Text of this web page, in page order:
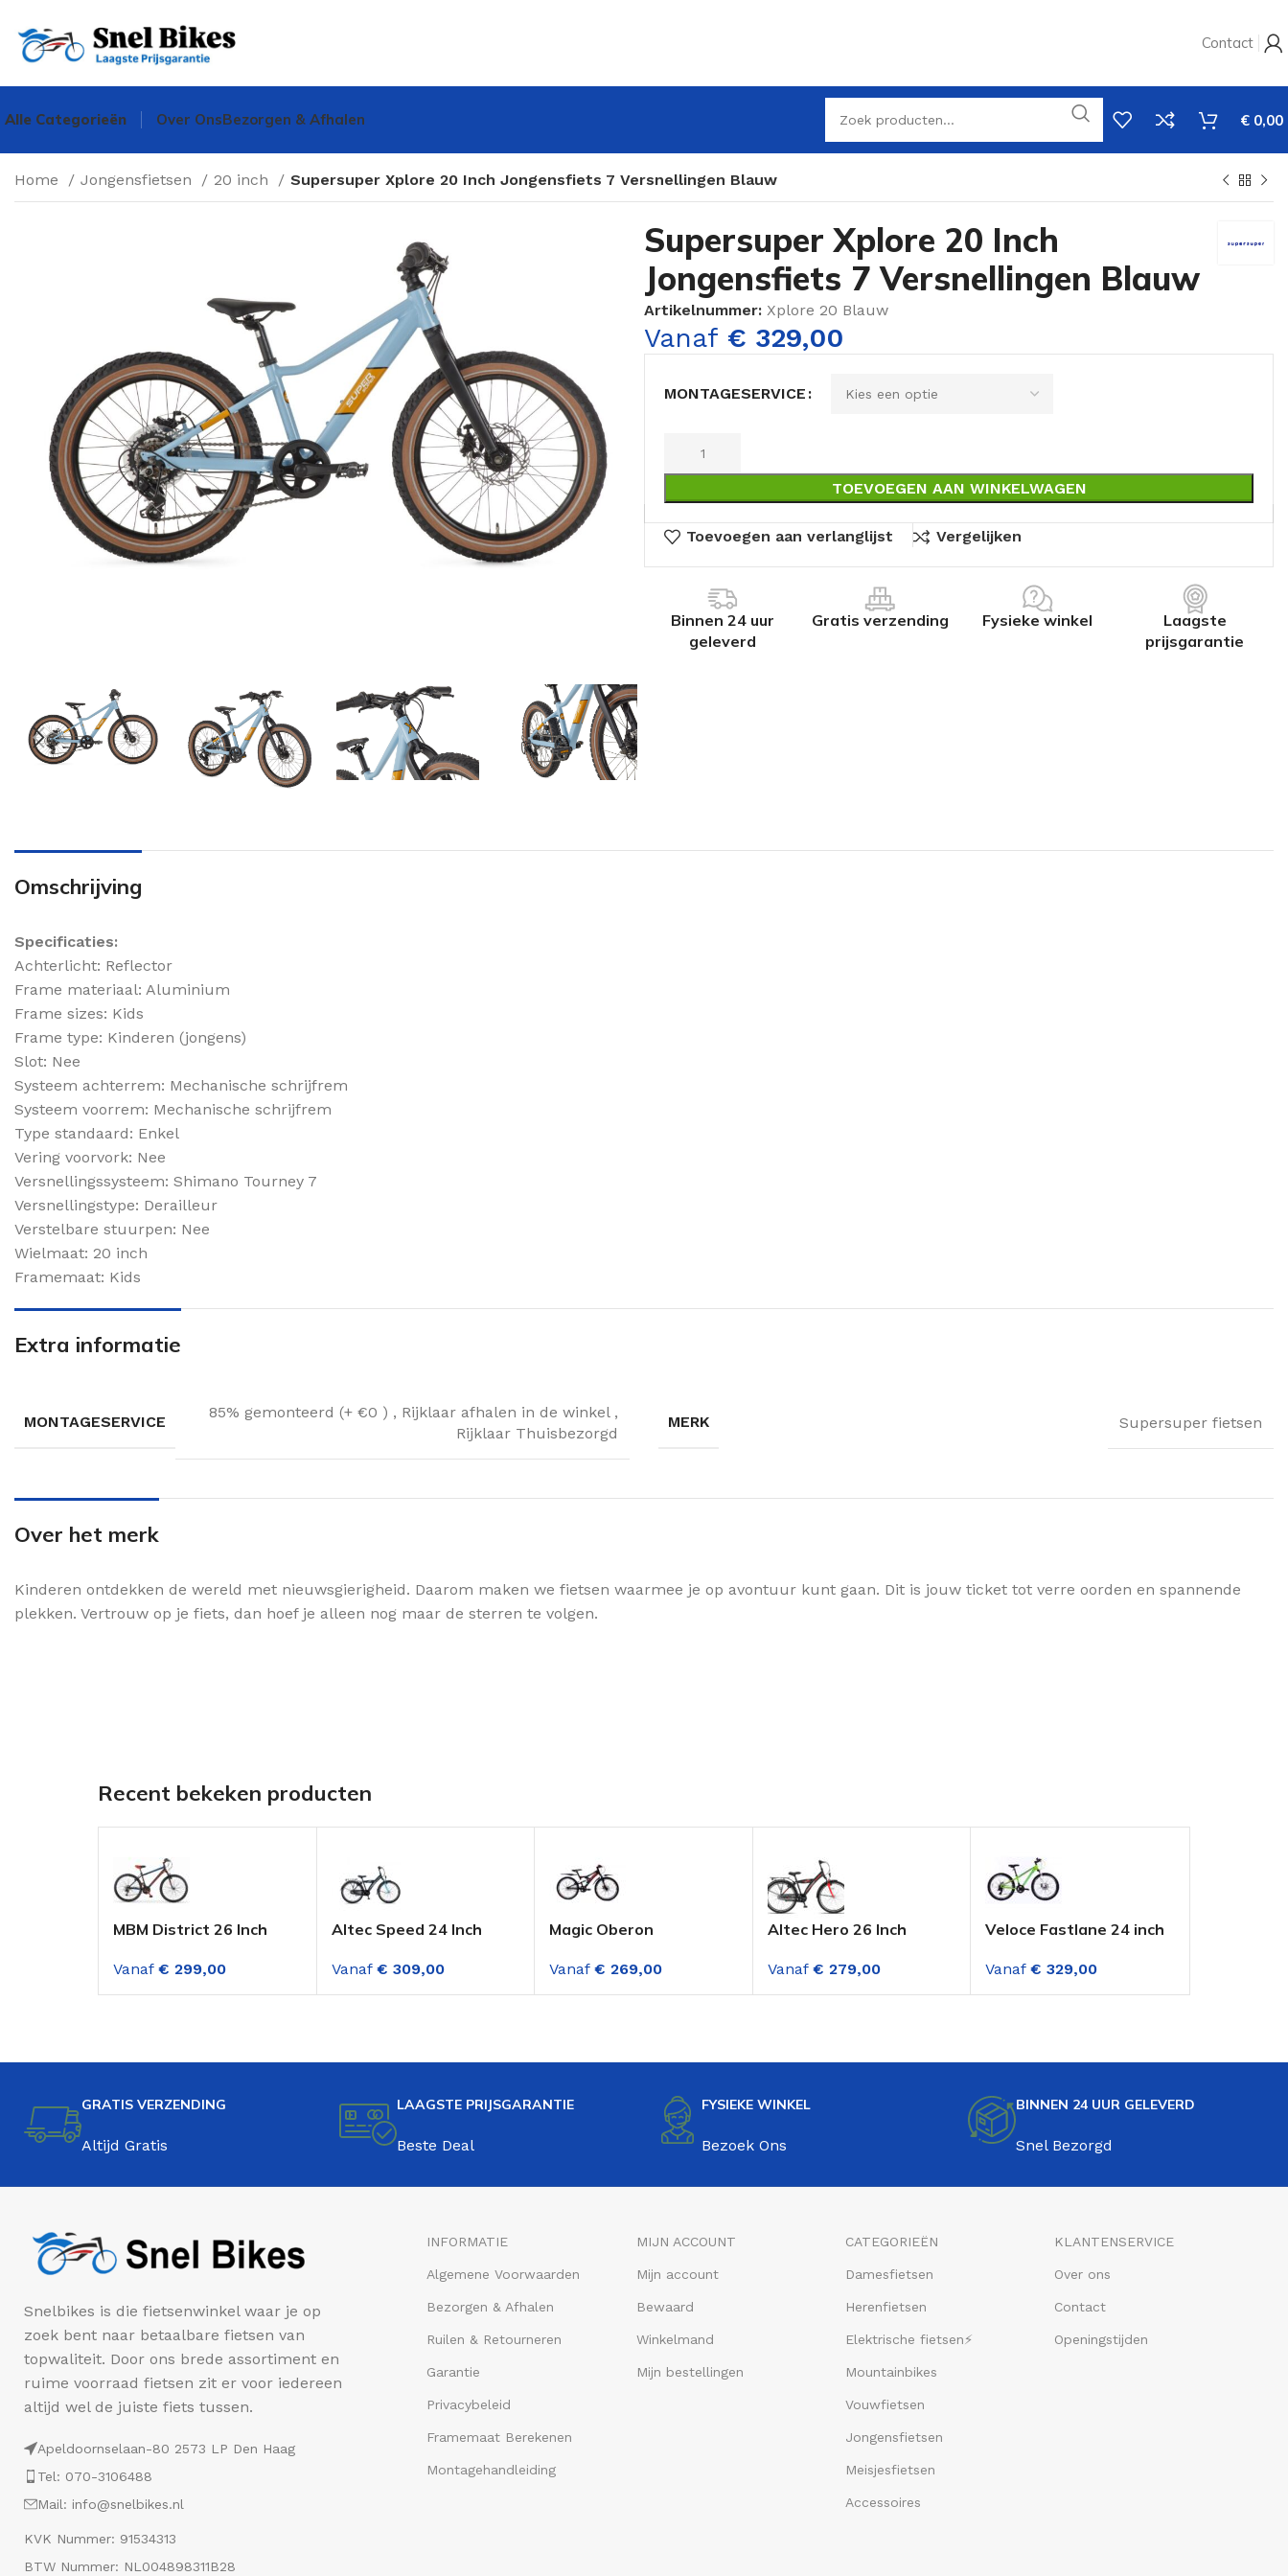
Contact
Alle Categorieën Over OnsBezorgen & Afhalen € 0,00
Home Jongensfietsen 20 inch Supersuper Xplore 20 Inch Jongensfiets 7 Versnellingen Blauw
Supersuper Xplore 20 Inch
Jongensfiets 7 Versnellingen Blauw
Artikelnummer: Xplore 20 Blauw
Vanaf € 329,00
MONTAGESERVICE
TOEVOEGEN AAN WINKELWAGEN
Toevoegen aan verlanglijst Vergelijken
Binnen 24 uur
geleverd
Gratis verzending Fysieke winkel
Laagste
prijsgarantie
Omschrijving
Specificaties:
Achterlicht: Reflector
Frame materiaal: Aluminium
Frame sizes: Kids
Frame type: Kinderen (jongens)
Slot: Nee
Systeem achterrem: Mechanische schrijfrem
Systeem voorrem: Mechanische schrijfrem
Type standaard: Enkel
Vering voorvork: Nee
Versnellingssysteem: Shimano Tourney 7
Versnellingstype: Derailleur
Verstelbare stuurpen: Nee
Wielmaat: 20 inch
Framemaat: Kids
Extra informatie
MONTAGESERVICE
85% gemonteerd (+ €0 ) , Rijklaar afhalen in de winkel ,
Rijklaar Thuisbezorgd
MERK Supersuper fietsen
Over het merk
Kinderen ontdekken de wereld met nieuwsgierigheid. Daarom maken we fietsen waarmee je op avontuur kunt gaan. Dit is jouw ticket tot verre oorden en spannende
plekken. Vertrouw op je fiets, dan hoef je alleen nog maar de sterren te volgen.
Recent bekeken producten
MBM District 26 Inch
Zwart-Rood 18
Versnellingen
Vanaf € 299,00
Altec Speed 24 Inch
versnellingen Deep Sky
Blue
Vanaf € 309,00
Magic Oberon
Versnellingen Mat
Zwart Rood
Vanaf € 269,00
Altec Hero 26 Inch
Vanaf € 279,00
Veloce Fastlane 24 inch
Groen met schijfremmen
Vanaf € 329,00
GRATIS VERZENDING
Altijd Gratis
LAAGSTE PRIJSGARANTIE
Beste Deal
FYSIEKE WINKEL
Bezoek Ons
BINNEN 24 UUR GELEVERD
Snel Bezorgd
Snelbikes is die fietsenwinkel waar je op
zoek bent naar betaalbare fietsen van
topwaliteit. Door ons brede assortiment en
ruime voorraad fietsen zit er voor iedereen
altijd wel de juiste fiets tussen.
Apeldoornselaan-80 2573 LP Den Haag
Tel: 070-3106488
Mail: info@snelbikes.nl
KVK Nummer: 91534313
BTW Nummer: NL004898311B28
INFORMATIE
Algemene Voorwaarden
Bezorgen & Afhalen
Ruilen & Retourneren
Garantie
Privacybeleid
Framemaat Berekenen
Montagehandleiding
MIJN ACCOUNT
Mijn account
Bewaard
Winkelmand
Mijn bestellingen
CATEGORIEËN
Damesfietsen
Herenfietsen
Elektrische fietsen⚡
Mountainbikes
Vouwfietsen
Jongensfietsen
Meisjesfietsen
Accessoires
KLANTENSERVICE
Over ons
Contact
Openingstijden